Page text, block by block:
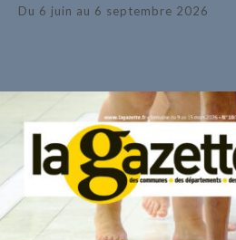
Du 6 juin au 6 septembre 2026